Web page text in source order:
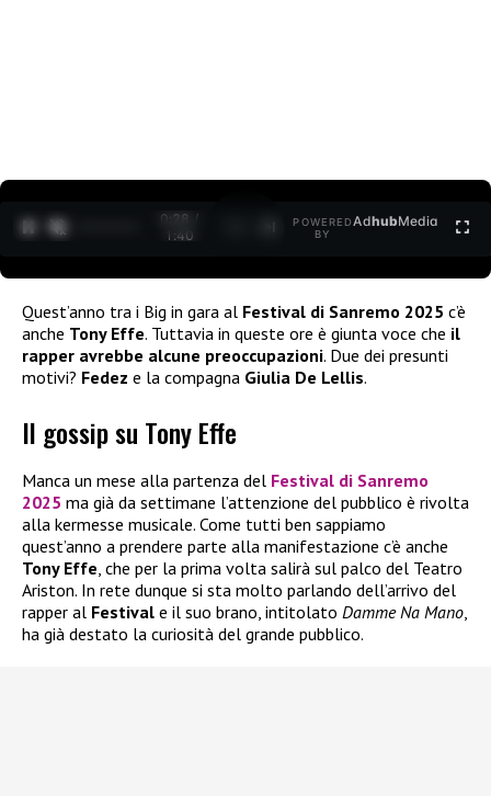
0:30 /
1:40
POWERED
BY
AdhubMedia
Quest’anno tra i Big in gara al Festival di Sanremo 2025 c’è
anche Tony Effe. Tuttavia in queste ore è giunta voce che il
rapper avrebbe alcune preoccupazioni. Due dei presunti
motivi? Fedez e la compagna Giulia De Lellis.
Il gossip su Tony Effe
Manca un mese alla partenza del Festival di Sanremo
2025 ma già da settimane l’attenzione del pubblico è rivolta
alla kermesse musicale. Come tutti ben sappiamo
quest’anno a prendere parte alla manifestazione c’è anche
Tony Effe, che per la prima volta salirà sul palco del Teatro
Ariston. In rete dunque si sta molto parlando dell’arrivo del
rapper al Festival e il suo brano, intitolato Damme Na Mano,
ha già destato la curiosità del grande pubblico.